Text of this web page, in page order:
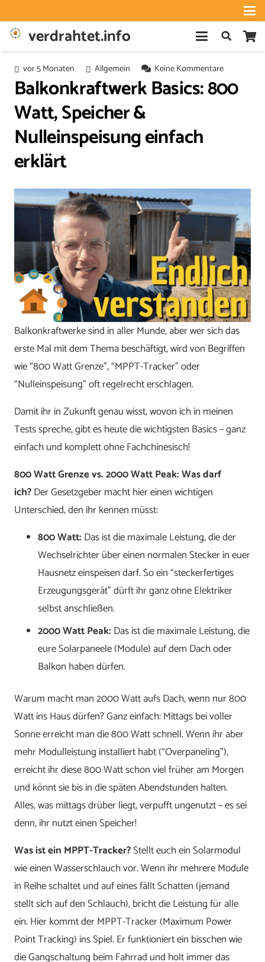
verdrahtet.info
vor 5 Monaten Allgemein Keine Kommentare
Balkonkraftwerk Basics: 800
Watt, Speicher &
Nulleinspeisung einfach
erklärt
Balkonkraftwerke sind in aller Munde, aber wer sich das
erste Mal mit dem Thema beschäftigt, wird von Begriffen
wie “800 Watt Grenze”, “MPPT-Tracker” oder
“Nulleinspeisung” oft regelrecht erschlagen.
Damit ihr in Zukunft genau wisst, wovon ich in meinen
Tests spreche, gibt es heute die wichtigsten Basics – ganz
einfach und komplett ohne Fachchinesisch!
800 Watt Grenze vs. 2000 Watt Peak: Was darf
ich?Der Gesetzgeber macht hier einen wichtigen
Unterschied, den ihr kennen müsst:
800 Watt: Das ist die maximale Leistung, die der
Wechselrichter über einen normalen Stecker in euer
Hausnetz einspeisen darf. So ein “steckerfertiges
Erzeugungsgerät” dürft ihr ganz ohne Elektriker
selbst anschließen.
2000 Watt Peak: Das ist die maximale Leistung, die
eure Solarpaneele (Module) auf dem Dach oder
Balkon haben dürfen.
Warum macht man 2000 Watt aufs Dach, wenn nur 800
Watt ins Haus dürfen? Ganz einfach: Mittags bei voller
Sonne erreicht man die 800 Watt schnell. Wenn ihr aber
mehr Modulleistung installiert habt (“Overpaneling”),
erreicht ihr diese 800 Watt schon viel früher am Morgen
und könnt sie bis in die späten Abendstunden halten.
Alles, was mittags drüber liegt, verpufft ungenutzt – es sei
denn, ihr nutzt einen Speicher!
Was ist ein MPPT-Tracker?Stellt euch ein Solarmodul
wie einen Wasserschlauch vor. Wenn ihr mehrere Module
in Reihe schaltet und auf eines fällt Schatten (jemand
stellt sich auf den Schlauch), bricht die Leistung für alle
ein. Hier kommt der MPPT-Tracker (Maximum Power
Point Tracking) ins Spiel. Er funktioniert ein bisschen wie
die Gangschaltung beim Fahrrad und holt immer das